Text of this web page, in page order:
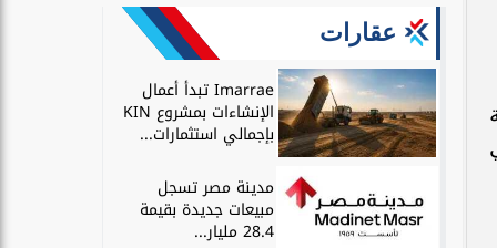
عقارات
Imarrae تبدأ أعمال
الإنشاءات بمشروع KIN
بإجمالي استثمارات...
مدينة مصر تسجل
مبيعات جديدة بقيمة
28.4 مليار...